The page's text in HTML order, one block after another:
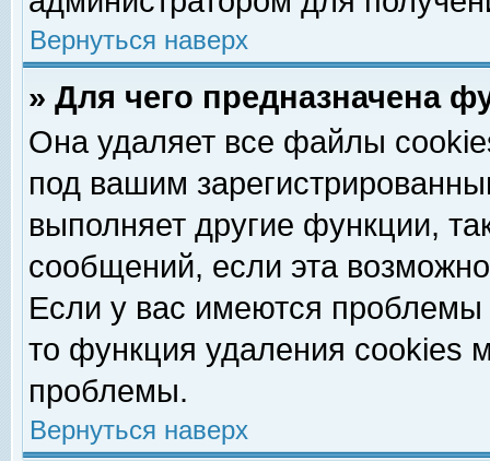
Вернуться наверх
» Для чего предназначена
Она удаляет все файлы
под вашим
выполняет другие функции,
сообщений, если эта
Если у вас имеются
то функция удаления cookies
проблемы.
Вернуться наверх